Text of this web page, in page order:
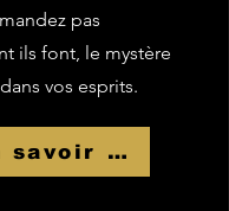
pas
ils font, le mystère
vos esprits.
En savoir Plus